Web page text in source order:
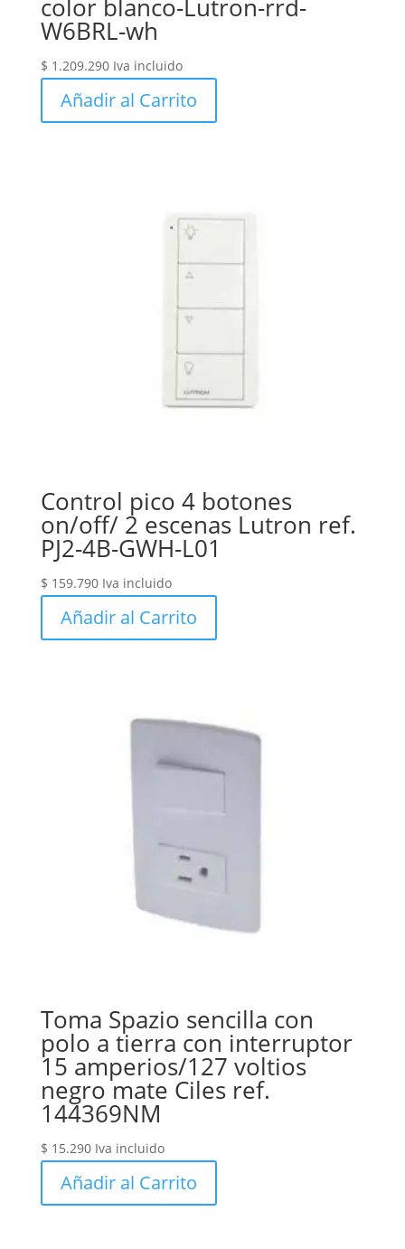
color blanco-Lutron-rrd-
W6BRL-wh
$ 1.209.290 Iva incluido
Añadir al Carrito
Control pico 4 botones
on/off/ 2 escenas Lutron ref.
PJ2-4B-GWH-L01
$ 159.790 Iva incluido
Añadir al Carrito
Toma Spazio sencilla con
polo a tierra con interruptor
15 amperios/127 voltios
negro mate Ciles ref.
144369NM
$ 15.290 Iva incluido
Añadir al Carrito